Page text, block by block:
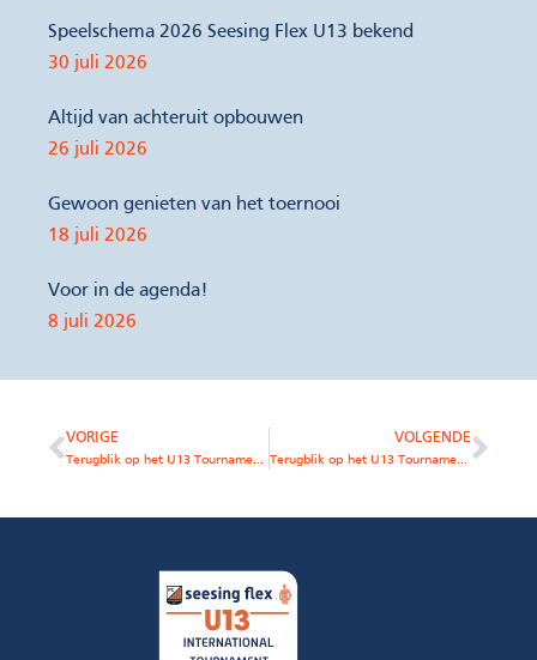
Speelschema 2026 Seesing Flex U13 bekend
30 juli 2026
Altijd van achteruit opbouwen
26 juli 2026
Gewoon genieten van het toernooi
18 juli 2026
Voor in de agenda!
8 juli 2026
VORIGE
Terugblik op het U13 Tournament 2025: dag 2
VOLGENDE
Terugblik op het U13 Tournament 2025: onze vrijwilligers